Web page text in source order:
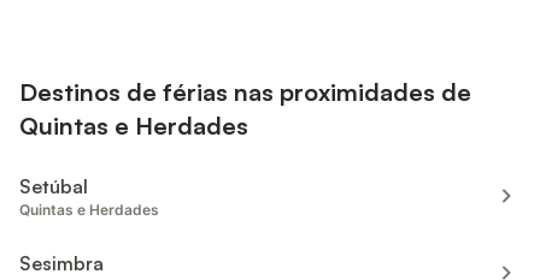
Destinos de férias nas proximidades de
Quintas e Herdades
Setúbal
Quintas e Herdades
Sesimbra